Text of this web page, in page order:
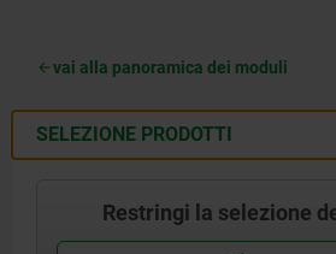
vai alla panoramica dei moduli
SELEZIONE PRODOTTI
Restringi la selezione